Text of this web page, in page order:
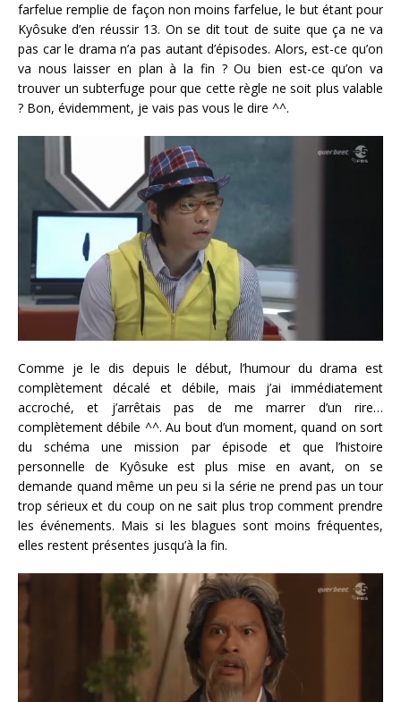
farfelue remplie de façon non moins farfelue, le but étant pour
Kyôsuke d’en réussir 13. On se dit tout de suite que ça ne va
pas car le drama n’a pas autant d’épisodes. Alors, est-ce qu’on
va nous laisser en plan à la fin ? Ou bien est-ce qu’on va
trouver un subterfuge pour que cette règle ne soit plus valable
? Bon, évidemment, je vais pas vous le dire ^^.
Comme je le dis depuis le début, l’humour du drama est
complètement décalé et débile, mais j’ai immédiatement
accroché, et j’arrêtais pas de me marrer d’un rire…
complètement débile ^^. Au bout d’un moment, quand on sort
du schéma une mission par épisode et que l’histoire
personnelle de Kyôsuke est plus mise en avant, on se
demande quand même un peu si la série ne prend pas un tour
trop sérieux et du coup on ne sait plus trop comment prendre
les événements. Mais si les blagues sont moins fréquentes,
elles restent présentes jusqu’à la fin.